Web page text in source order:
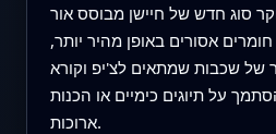
סוג חדש של חיישן מבוסס אור
אסורים באופן מהיר יותר,
של שכבות שמתאים לצ'יפ וקורא
על תיוגים כימיים או הכנות
ארוכות.